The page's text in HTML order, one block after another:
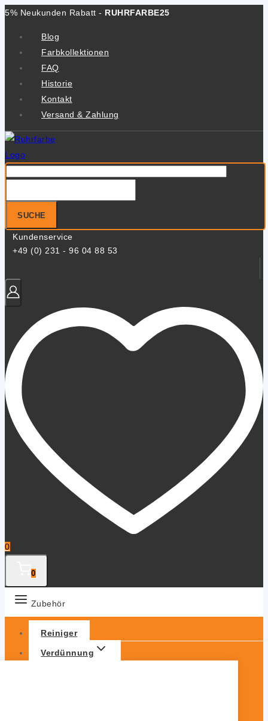
Zum
5% Neukunden Rabatt - RUHRFARBE25
Blog
Farbkollektionen
FAQ
Historie
Kontakt
Versand & Zahlung
nach:
SUCHE
Kundenservice
+49 (0) 231 - 96 04 88 53
0
0
Zubehör
Reiniger
Verdünnung